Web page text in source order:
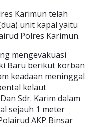
Karimun telah
unit kapal yaitu
Polres Karimun.
mengevakuasi
Baru berikut korban
keadaan meninggal
kelaut
Sdr. Karim dalam
sejauh 1 meter
AKP Binsar